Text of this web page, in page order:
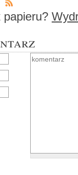
pa­pie­ru?